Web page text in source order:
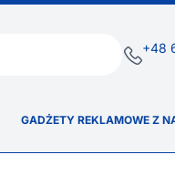
+48
GADŻETY REKLAMOWE Z